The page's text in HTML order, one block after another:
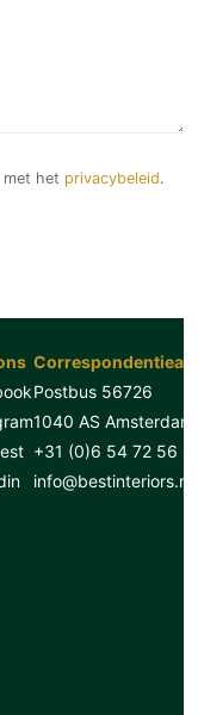
met het privacybeleid.
Postbus 56726
1040 AS Amsterdam
+31 (0)6 54 72 56
info@bestinteriors.nl